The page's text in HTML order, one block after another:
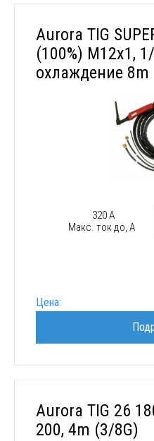
Aurora TIG
(100%) M12x1,
охлаждение 8m
320 А
Макс. ток до, А
Цена:
Aurora TIG 26
200, 4m (3/8G)